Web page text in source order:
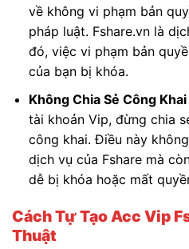
về không vi phạm bản
pháp luật. Fshare.vn là
đó, việc vi phạm bản
của bạn bị khóa.
Không Chia Sẻ Công Khai
tài khoản Vip, đừng chia
công khai. Điều này
dịch vụ của Fshare mà
dễ bị khóa hoặc mất
Cách Tự Tạo Acc Vip
Thuật